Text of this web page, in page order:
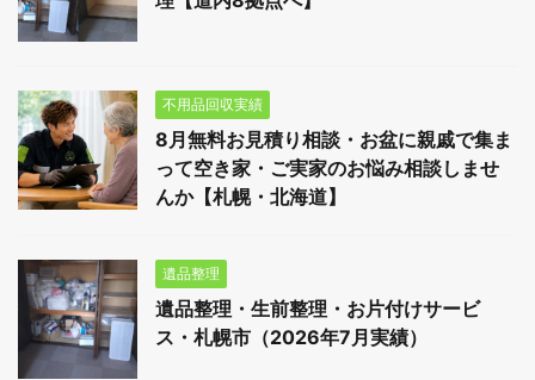
不用品回収実績
8月無料お見積り相談・お盆に親戚で集ま
って空き家・ご実家のお悩み相談しませ
んか【札幌・北海道】
遺品整理
遺品整理・生前整理・お片付けサービ
ス・札幌市（2026年7月実績）